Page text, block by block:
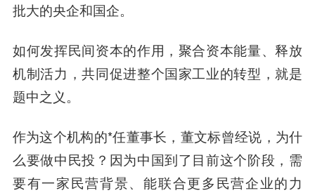
批大的央企和国企。
如何发挥民间资本的作用，聚合资本能量、释放
机制活力，共同促进整个国家工业的转型，就是
题中之义。
作为这个机构的*任董事长，董文标曾经说，为什
么要做中民投？因为中国到了目前这个阶段，需
要有一家民营背景、能联合更多民营企业的力